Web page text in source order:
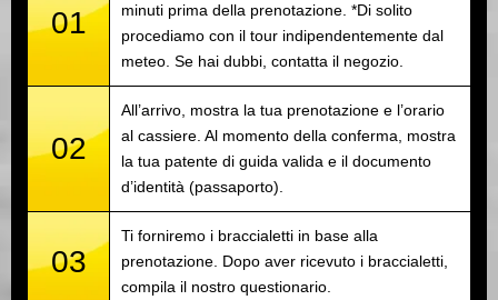
01
minuti prima della prenotazione. *Di solito
procediamo con il tour indipendentemente dal
meteo. Se hai dubbi, contatta il negozio.
02
All’arrivo, mostra la tua prenotazione e l’orario
al cassiere. Al momento della conferma, mostra
la tua patente di guida valida e il documento
d’identità (passaporto).
03
Ti forniremo i braccialetti in base alla
prenotazione. Dopo aver ricevuto i braccialetti,
compila il nostro questionario.